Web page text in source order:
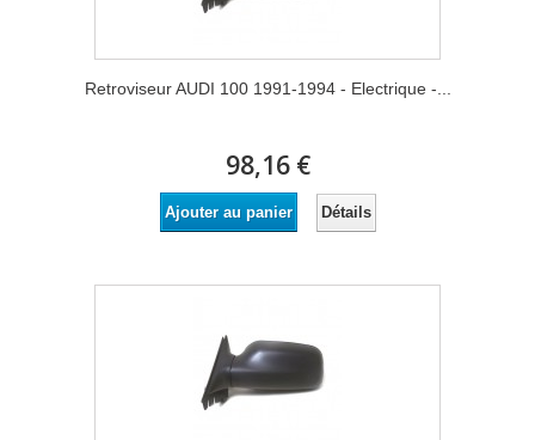
Retroviseur AUDI 100 1991-1994 - Electrique -...
98,16 €
Ajouter au panier Détails